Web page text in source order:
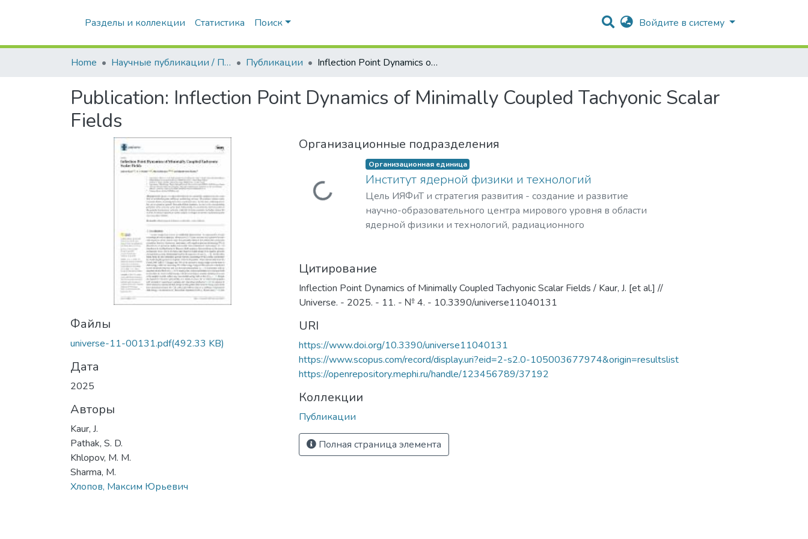
Разделы и коллекции Статистика Поиск Войдите в систему
Home Научные публикации / Препринты Публикации Inflection Point Dynamics of Minimally Coupled Tachyonic Scalar Fields
Publication: Inflection Point Dynamics of Minimally Coupled Tachyonic Scalar
Fields
Файлы
universe-11-00131.pdf(492.33 KB)
Дата
2025
Авторы
Kaur, J.
Pathak, S. D.
Khlopov, M. M.
Sharma, M.
Хлопов, Максим Юрьевич
Организационные подразделения
Загружается...
Организационная единица
Институт ядерной физики и технологий
Цель ИЯФиТ и стратегия развития - создание и развитие
научно-образовательного центра мирового уровня в области
ядерной физики и технологий, радиационного
Цитирование
Inflection Point Dynamics of Minimally Coupled Tachyonic Scalar Fields / Kaur, J. [et al.] //
Universe. - 2025. - 11. - № 4. - 10.3390/universe11040131
URI
https://www.doi.org/10.3390/universe11040131
https://www.scopus.com/record/display.uri?eid=2-s2.0-105003677974&origin=resultslist
https://openrepository.mephi.ru/handle/123456789/37192
Коллекции
Публикации
Полная страница элемента